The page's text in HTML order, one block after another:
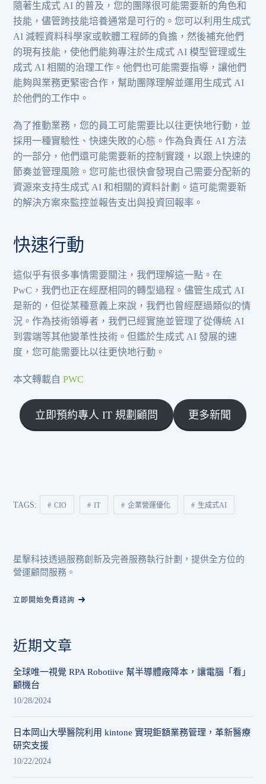
隨著生成式 AI 的普及，您的團隊很可能需要新的角色和
技能，儘管跨技能培養通常是可行的。您可以利用生成式
AI 減輕資料科學家或軟體工程師的負擔，然後補充他們
的現有技能，使他們能夠專注於生成式 AI 模型管理或生
成式 AI 相關的治理工作。他們也可能需要指導，讓他們
能夠與業務更緊密合作，幫助團隊理解並運用生成式 AI
於他們的工作中。
為了推動業務，您的員工可能需要比以往更快地行動，並
採用一種實驗性、快速失敗的心態。作為負責任 AI 方法
的一部分，他們還可能需要新的控制實踐，以跟上快速的
節奏並管理風險。您可能也很快會發現自己需要分配新的
資源來支持生成式 AI 和相關的資料計劃。這可能需要新
的解決方案來監控並報告支出與投資回報率。
快速行動
這似乎有很多事情需要關注，我們理解這一點。在
PwC，我們也正在經歷相同的轉型過程。儘管生成式 AI
是新的，但從某種意義上來說，我們也曾經歷過類似的情
況。作為技術領導者，我們已經實施並管理了從傳統 AI
到雲端等其他變革性技術。但鑑於生成式 AI 發展的速
度，您可能需要比以往更快地行動。
本文轉載自PWC
立即預約專人 IT 規劃顧問 更多新聞
TAGS: CIO IT 企業營運優化 生成式AI
星擊科技透過服務創新及完善服務執行計劃，提供全方位的
營運顧問服務。
立即開始免費諮詢
近期文章
全球唯一視覺 RPA Robotiive 幫半導體廠降本，讓電腦「看」
顧機台
10/28/2024
日本岡山大學醫院利用 kintone 實現鉅額業務管理，革新醫療
研究支援
10/22/2024